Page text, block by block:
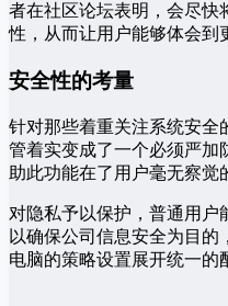
者在社区论坛表明，会尽快
性，从而让用户能够体会到
安全性的考量
针对那些着重关注系统安全
管着实变成了一个必须严加
助此功能在了用户毫无察觉
对隐私予以保护，普通用户
以确保公司信息安全为目
电脑的策略设置展开统一的